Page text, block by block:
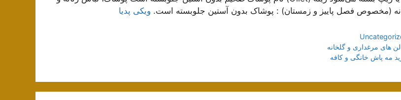
(مخصوص فصل پاییز و زمستان) : پوشاک بدون آستین جلوبسته است. ویکی پدیا
های مرغداری و گلخانه
مه پاش خانگی و کافه